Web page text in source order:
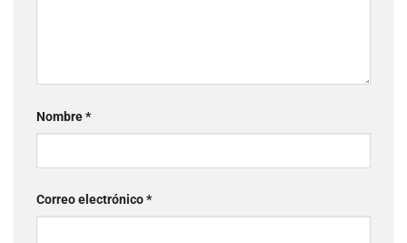
Nombre*
Correo electrónico*